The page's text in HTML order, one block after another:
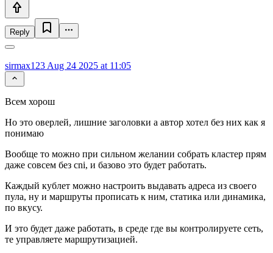
Reply
sirmax123 Aug 24 2025 at 11:05
Всем хорош
Но это оверлей, лишние заголовки а автор хотел без них как я
понимаю
Вообще то можно при сильном желании собрать кластер прям
даже совсем без cni, и базово это будет работать.
Каждый кублет можно настроить выдавать адреса из своего
пула, ну и маршруты прописать к ним, статика или динамика,
по вкусу.
И это будет даже работать, в среде где вы контролируете сеть,
те управляете маршрутизацией.